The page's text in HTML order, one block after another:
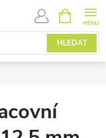
HLEDAT
NÁKUPNÍ
KOŠÍK